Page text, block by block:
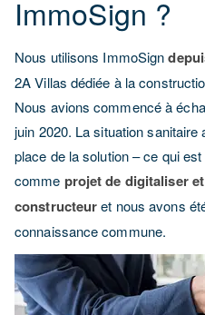
ImmoSign ?
Nous utilisons ImmoSign
2A Villas dédiée à la
Nous avions commencé à
juin 2020. La situation
place de la solution – ce qui
comme projet de digitaliser
constructeuret nous avons
connaissance commune.